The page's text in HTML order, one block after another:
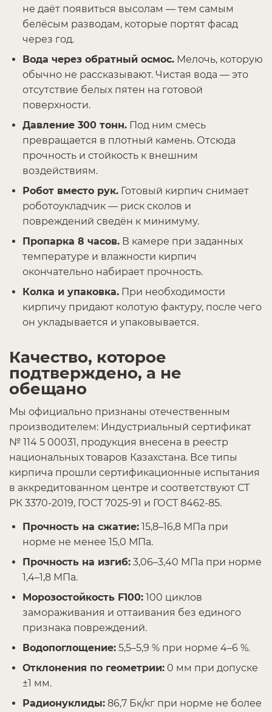
не даёт появиться высолам — тем самым
белёсым разводам, которые портят фасад
через год.
Вода через обратный осмос. Мелочь, которую
обычно не рассказывают. Чистая вода — это
отсутствие белых пятен на готовой
поверхности.
Давление 300 тонн. Под ним смесь
превращается в плотный камень. Отсюда
прочность и стойкость к внешним
воздействиям.
Робот вместо рук. Готовый кирпич снимает
роботоукладчик — риск сколов и
повреждений сведён к минимуму.
Пропарка 8 часов. В камере при заданных
температуре и влажности кирпич
окончательно набирает прочность.
Колка и упаковка. При необходимости
кирпичу придают колотую фактуру, после чего
он укладывается и упаковывается.
Качество, которое
подтверждено, а не
обещано
Мы официально признаны отечественным
производителем: Индустриальный сертификат
№ 114 5 00031, продукция внесена в реестр
национальных товаров Казахстана. Все типы
кирпича прошли сертификационные испытания
в аккредитованном центре и соответствуют СТ
РК 3370-2019, ГОСТ 7025-91 и ГОСТ 8462-85.
Прочность на сжатие: 15,8–16,8 МПа при
норме не менее 15,0 МПа.
Прочность на изгиб: 3,06–3,40 МПа при норме
1,4–1,8 МПа.
Морозостойкость F100: 100 циклов
замораживания и оттаивания без единого
признака повреждений.
Водопоглощение: 5,5–5,9 % при норме 4–6 %.
Отклонения по геометрии: 0 мм при допуске
±1 мм.
Радионуклиды: 86,7 Бк/кг при норме не более